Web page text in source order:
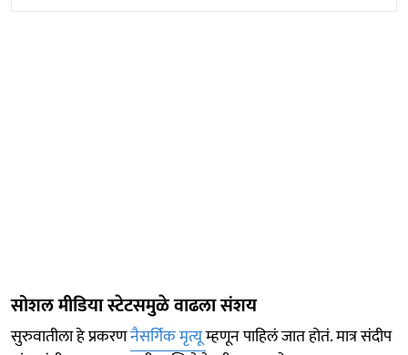
सोशल मीडिया स्टेटसमुळे वाढला संशय
सुरुवातीला हे प्रकरणनैसर्गिक मृत्यूम्हणून पाहिलं जात होतं. मात्र संदीप